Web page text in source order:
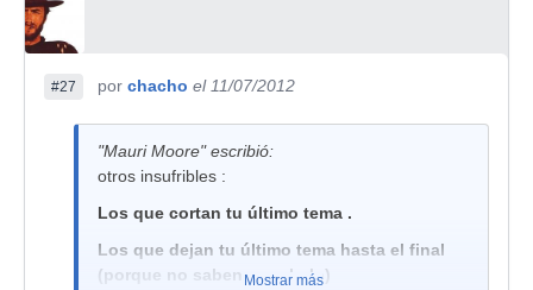
#27 por chacho el 11/07/2012
"Mauri Moore" escribió:
otros insufribles :
Los que cortan tu último tema .
Los que dejan tu último tema hasta el final
(porque no saben mezclarlo)
Mostrar más